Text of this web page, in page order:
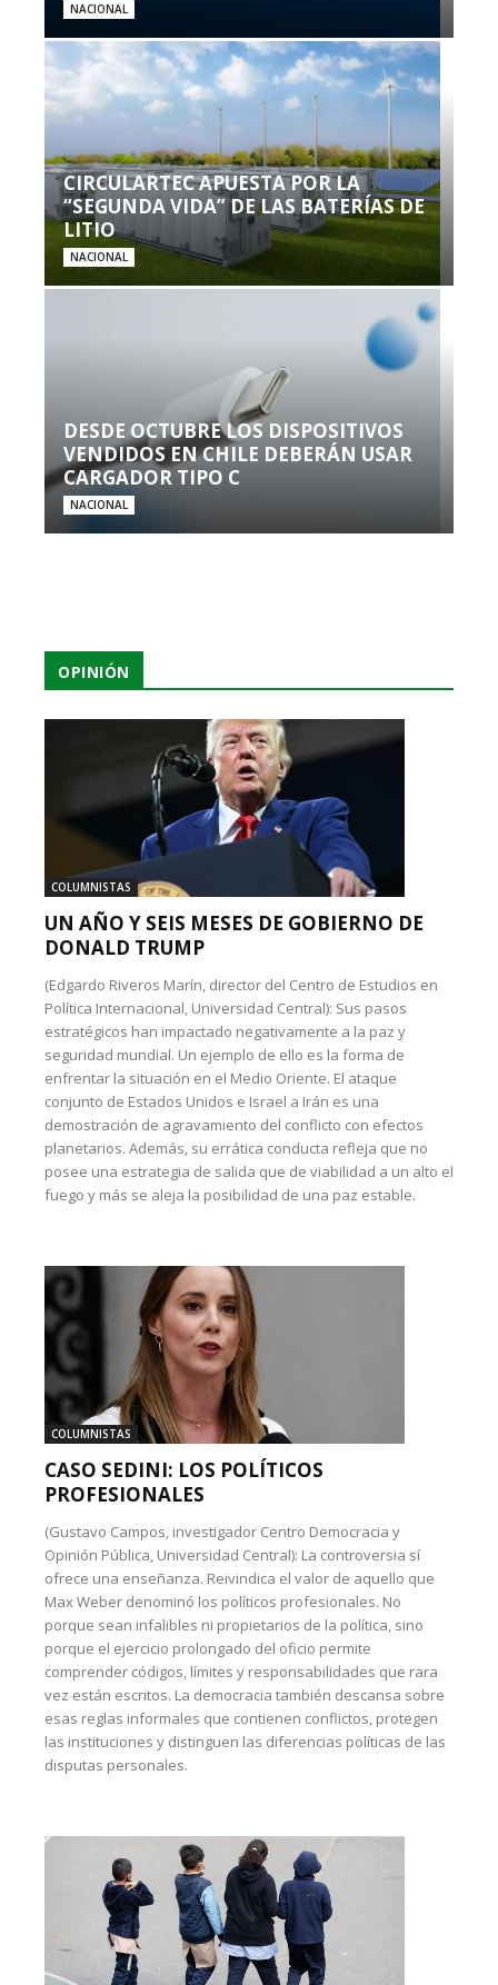
NACIONAL
CIRCULARTEC APUESTA POR LA
“SEGUNDA VIDA” DE LAS BATERÍAS DE
LITIO
NACIONAL
DESDE OCTUBRE LOS DISPOSITIVOS
VENDIDOS EN CHILE DEBERÁN USAR
CARGADOR TIPO C
NACIONAL
OPINIÓN
COLUMNISTAS
UN AÑO Y SEIS MESES DE GOBIERNO DE
DONALD TRUMP
(Edgardo Riveros Marín, director del Centro de Estudios en
Política Internacional, Universidad Central): Sus pasos
estratégicos han impactado negativamente a la paz y
seguridad mundial. Un ejemplo de ello es la forma de
enfrentar la situación en el Medio Oriente. El ataque
conjunto de Estados Unidos e Israel a Irán es una
demostración de agravamiento del conflicto con efectos
planetarios. Además, su errática conducta refleja que no
posee una estrategia de salida que de viabilidad a un alto el
fuego y más se aleja la posibilidad de una paz estable.
COLUMNISTAS
CASO SEDINI: LOS POLÍTICOS
PROFESIONALES
(Gustavo Campos, investigador Centro Democracia y
Opinión Pública, Universidad Central): La controversia sí
ofrece una enseñanza. Reivindica el valor de aquello que
Max Weber denominó los políticos profesionales. No
porque sean infalibles ni propietarios de la política, sino
porque el ejercicio prolongado del oficio permite
comprender códigos, límites y responsabilidades que rara
vez están escritos. La democracia también descansa sobre
esas reglas informales que contienen conflictos, protegen
las instituciones y distinguen las diferencias políticas de las
disputas personales.